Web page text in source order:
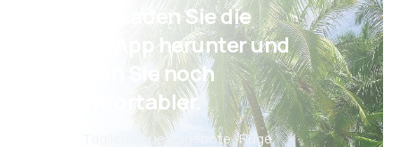
Psst! Laden Sie die
eSky App herunter und
reisen Sie noch
komfortabler.
Täglich neue Angebote: Flüge,